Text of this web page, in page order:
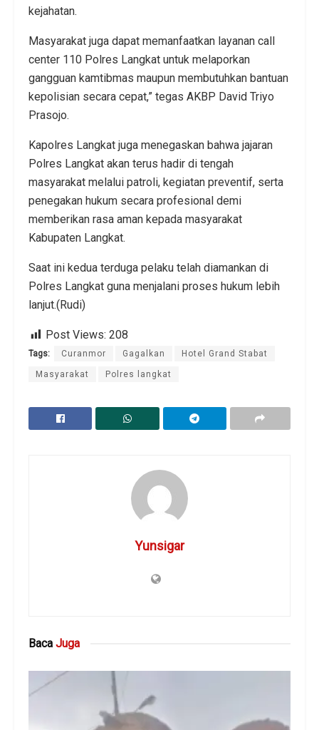
kejahatan.
Masyarakat juga dapat memanfaatkan layanan call
center 110 Polres Langkat untuk melaporkan
gangguan kamtibmas maupun membutuhkan bantuan
kepolisian secara cepat,” tegas AKBP David Triyo
Prasojo.
Kapolres Langkat juga menegaskan bahwa jajaran
Polres Langkat akan terus hadir di tengah
masyarakat melalui patroli, kegiatan preventif, serta
penegakan hukum secara profesional demi
memberikan rasa aman kepada masyarakat
Kabupaten Langkat.
Saat ini kedua terduga pelaku telah diamankan di
Polres Langkat guna menjalani proses hukum lebih
lanjut.(Rudi)
Post Views: 208
Tags: Curanmor Gagalkan Hotel Grand Stabat
Masyarakat Polres langkat
Yunsigar
Baca Juga